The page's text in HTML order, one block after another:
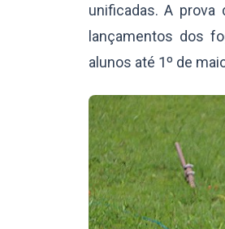
unificadas. A prova
lançamentos dos
alunos até 1º de